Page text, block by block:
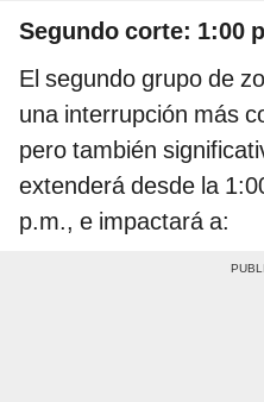
Segundo corte: 1:00
El segundo grupo de
una interrupción más
pero también
extenderá desde la
p.m., e impactará a: